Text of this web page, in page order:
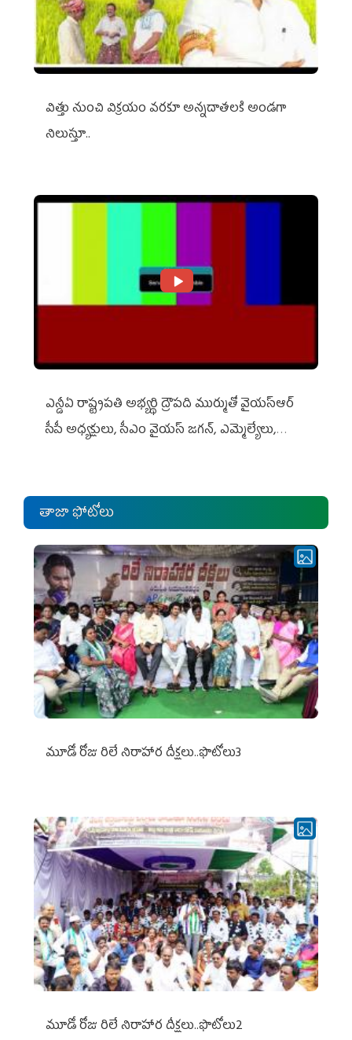
విత్తు నుంచి విక్రయం వరకూ అన్నదాతలకి అండగా
నిలుస్తూ..
ఎన్డీఏ రాష్ట్ర‌ప‌తి అభ్య‌ర్థి ద్రౌప‌ది ముర్ముతో వైయ‌స్ఆర్
సీపీ అధ్య‌క్షులు, సీఎం వైయ‌స్ జ‌గ‌న్, ఎమ్మెల్యేలు,
తాజా ఫోటోలు
మూడో రోజు రిలే నిరాహార దీక్షలు..ఫొటోలు3
మూడో రోజు రిలే నిరాహార దీక్షలు..ఫొటోలు2